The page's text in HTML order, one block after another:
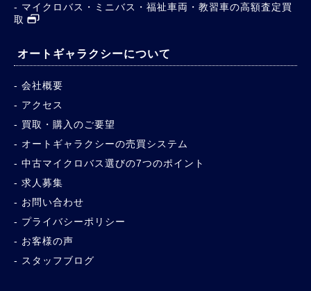
マイクロバス・ミニバス・福祉車両・教習車の高額査定買
取
オートギャラクシーについて
会社概要
アクセス
買取・購入のご要望
オートギャラクシーの売買システム
中古マイクロバス選びの7つのポイント
求人募集
お問い合わせ
プライバシーポリシー
お客様の声
スタッフブログ